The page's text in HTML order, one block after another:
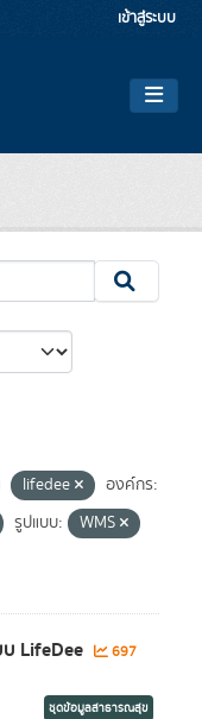
เข้าสู่ระบบ
lifedee
องค์กร:
รูปแบบ:
WMS
LifeDee
697
ชุดข้อมูลสาธารณสุข